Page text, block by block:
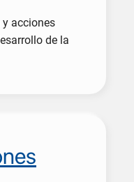
acciones
de la